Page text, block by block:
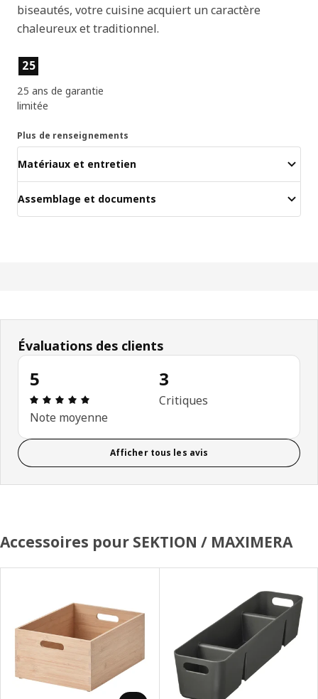
biseautés, votre cuisine acquiert un caractère
chaleureux et traditionnel.
Caractéristiques principales
25
25 ans de garantie
limitée
Plus de renseignements
Matériaux et entretien
Assemblage et documents
Évaluations des clients
5
Avis: 5 sur 5 étoiles. Nombre total d'avis: 3
Note moyenne
3
Critiques
Afficher tous les avis
Accessoires pour SEKTION / MAXIMERA